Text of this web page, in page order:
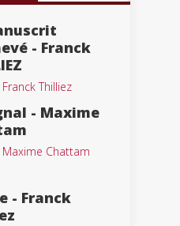
- Franck
Franck Thilliez
- Maxime
Maxime Chattam
- Franck